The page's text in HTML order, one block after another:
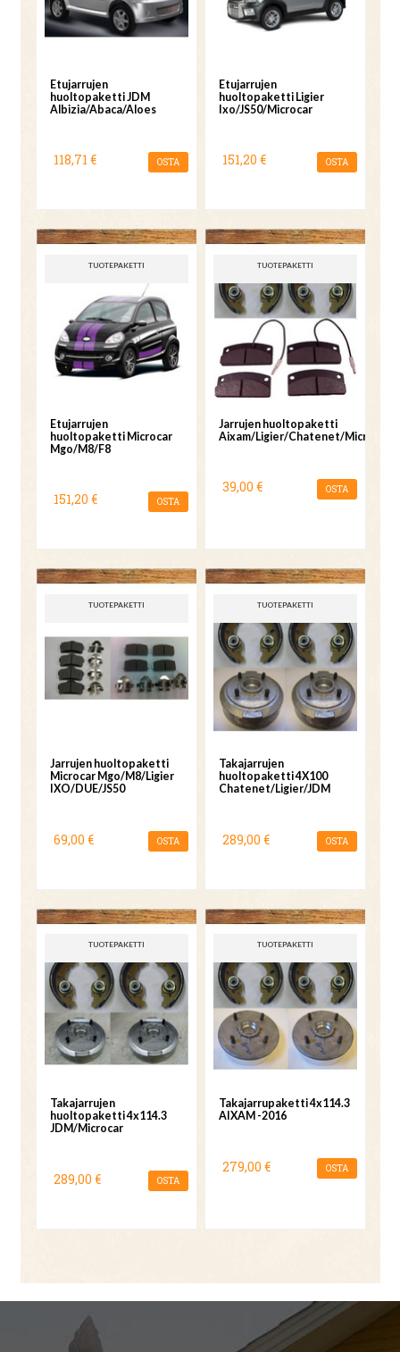
Etujarrujen
huoltopaketti JDM
Albizia/Abaca/Aloes
118,71 € OSTA
Etujarrujen
huoltopaketti Ligier
Ixo/JS50/Microcar
151,20 € OSTA
TUOTEPAKETTI
Etujarrujen
huoltopaketti Microcar
Mgo/M8/F8
151,20 € OSTA
TUOTEPAKETTI
Jarrujen huoltopaketti
Aixam/Ligier/Chatenet/Microcar
39,00 € OSTA
TUOTEPAKETTI
Jarrujen huoltopaketti
Microcar Mgo/M8/Ligier
IXO/DUE/JS50
69,00 € OSTA
TUOTEPAKETTI
Takajarrujen
huoltopaketti 4X100
Chatenet/Ligier/JDM
289,00 € OSTA
TUOTEPAKETTI
Takajarrujen
huoltopaketti 4x114.3
JDM/Microcar
289,00 € OSTA
TUOTEPAKETTI
Takajarrupaketti 4x114.3
AIXAM -2016
279,00 € OSTA